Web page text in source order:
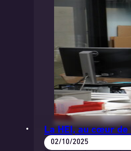
La HEI, au cœur
02/10/2025